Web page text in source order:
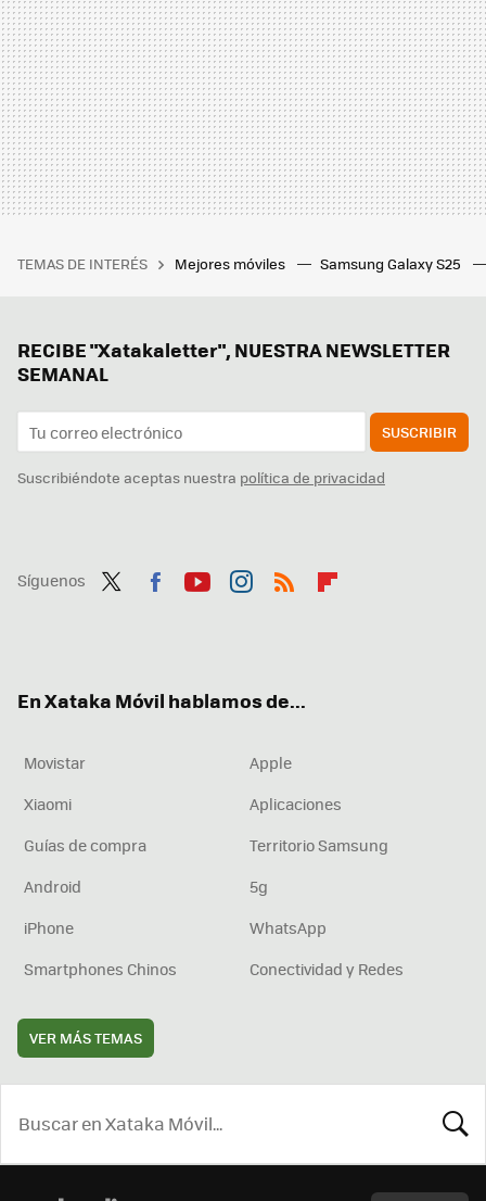
TEMAS DE INTERÉS Mejores móviles Samsung Galaxy S25
RECIBE "Xatakaletter", NUESTRA NEWSLETTER
SEMANAL
SUSCRIBIR
Suscribiéndote aceptas nuestra política de privacidad
Síguenos
En Xataka Móvil hablamos de...
Movistar
Apple
Xiaomi
Aplicaciones
Guías de compra
Territorio Samsung
Android
5g
iPhone
WhatsApp
Smartphones Chinos
Conectividad y Redes
VER MÁS TEMAS